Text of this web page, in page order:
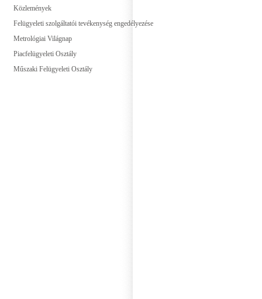
Közlemények
Felügyeleti szolgáltatói tevékenység engedélyezése
Metrológiai Világnap
Piacfelügyeleti Osztály
Műszaki Felügyeleti Osztály